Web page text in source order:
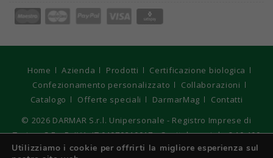
Home Azienda Prodotti
Certificazione biologica
Confezionamento personalizzato
Collaborazioni
Catalogo
Offerte speciali DarmarMag
Contatti
© 2026 DARMAR S.r.l. Unipersonale - Registro Imprese di
Torino, C.F e P. IVA: IT 01970210017 - Capitale sociale € 10.400
interamente versato. Strategie Digitali Innovea
Utilizziamo i cookie per offrirti la migliore esperienza sul